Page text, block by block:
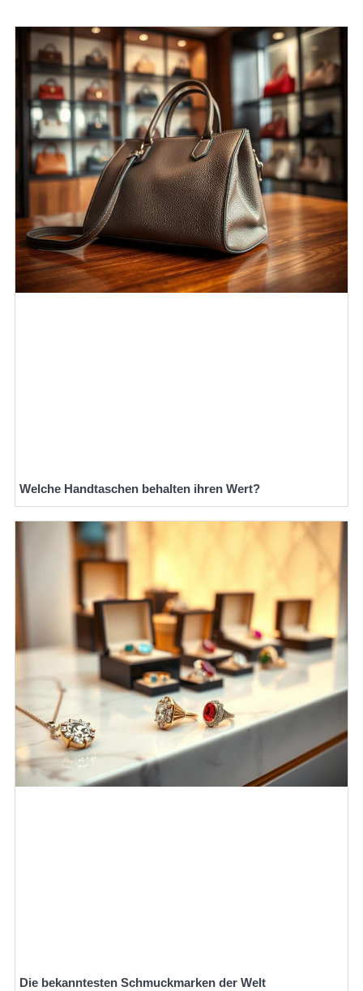
Welche Handtaschen behalten ihren Wert?
Die bekanntesten Schmuckmarken der Welt